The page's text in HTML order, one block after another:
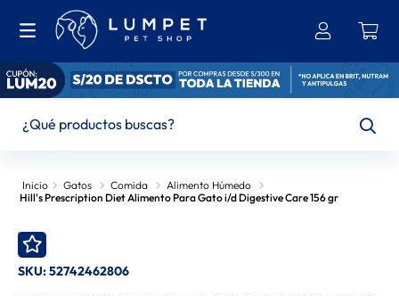
Gatos Comida
Alimento Húmedo
Hill's Prescription Diet Alimento Para Gato i/d Digestive Care 156 gr
SKU:52742462806
TÉRMINOS MÁS BUSCADOS
2
3. Ownat